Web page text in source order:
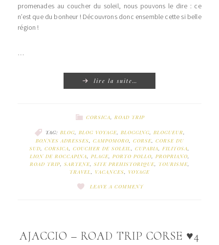
promenades au coucher du soleil, nous pouvons le dire : ce
n’est que du bonheur ! Découvrons donc ensemble cette si belle
région !
…
lire la suite…
CORSICA ROAD TRIP
TAG: BLOG, BLOG VOYAGE, BLOGGING, BLOGUEUR
BONNES ADRESSES
CAMPOMORO CORSE, CORSE DU
SUD
CORSICA COUCHER DE SOLEIL CUPABIA FILITOSA
LION DE ROCCAPINA
PLAGE, PORTO POLLO PROPRIANO
ROAD TRIP, SARTENE, SITE PREHISTORIQUE, TOURISME,
TRAVEL
VACANCES VOYAGE
LEAVE A COMMENT
AJACCIO – ROAD TRIP CORSE ♥4